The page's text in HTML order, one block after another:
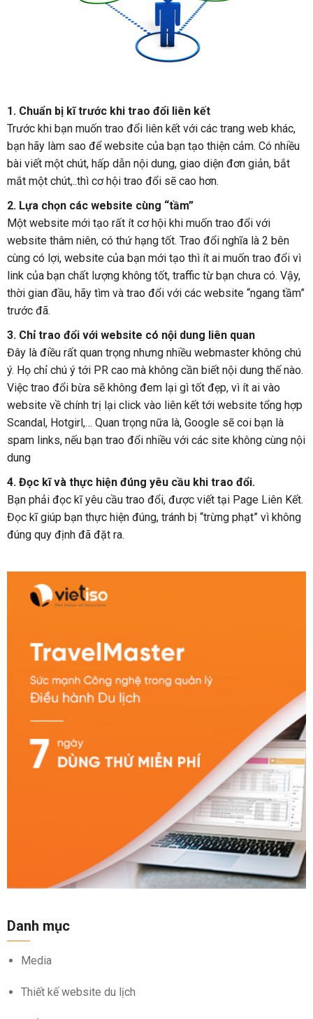
1. Chuẩn bị kĩ trước khi trao đổi liên kết
Trước khi bạn muốn trao đổi liên kết với các trang web khác,
bạn hãy làm sao để website của bạn tạo thiện cảm. Có nhiều
bài viết một chút, hấp dẫn nội dung, giao diện đơn giản, bắt
mắt một chút,..thì cơ hội trao đổi sẽ cao hơn.
2. Lựa chọn các website cùng “tầm”
Một website mới tạo rất ít cơ hội khi muốn trao đổi với
website thâm niên, có thứ hạng tốt. Trao đổi nghĩa là 2 bên
cùng có lợi, website của bạn mới tạo thì ít ai muốn trao đổi vì
link của bạn chất lượng không tốt, traffic từ bạn chưa có. Vậy,
thời gian đầu, hãy tìm và trao đổi với các website “ngang tầm”
trước đã.
3. Chỉ trao đổi với website có nội dung liên quan
Đây là điều rất quan trọng nhưng nhiều webmaster không chú
ý. Họ chỉ chú ý tới PR cao mà không cần biết nội dung thế nào.
Việc trao đổi bừa sẽ không đem lại gì tốt đẹp, vì ít ai vào
website về chính trị lại click vào liên kết tới website tổng hợp
Scandal, Hotgirl,… Quan trọng nữa là, Google sẽ coi bạn là
spam links, nếu bạn trao đổi nhiều với các site không cùng nội
dung
4. Đọc kĩ và thực hiện đúng yêu cầu khi trao đổi.
Bạn phải đọc kĩ yêu cầu trao đổi, được viết tại Page Liên Kết.
Đọc kĩ giúp bạn thực hiện đúng, tránh bị “trừng phạt” vì không
đúng quy định đã đặt ra.
Danh mục
Media
Thiết kế website du lịch